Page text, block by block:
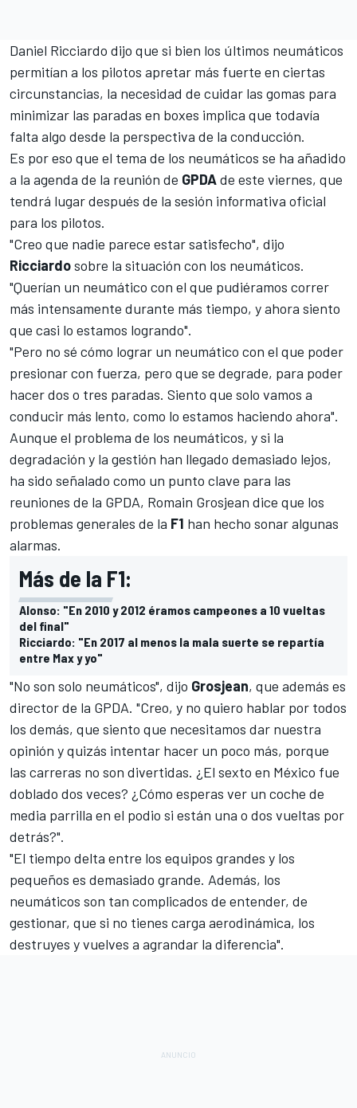
Daniel Ricciardo dijo que si bien los últimos neumáticos
permitían a los pilotos apretar más fuerte en ciertas
circunstancias, la necesidad de cuidar las gomas para
minimizar las paradas en boxes implica que todavía
falta algo desde la perspectiva de la conducción.
Es por eso que el tema de los neumáticos se ha añadido
a la agenda de la reunión de GPDAde este viernes, que
tendrá lugar después de la sesión informativa oficial
para los pilotos.
"Creo que nadie parece estar satisfecho", dijo
Ricciardosobre la situación con los neumáticos.
"Querían un neumático con el que pudiéramos correr
más intensamente durante más tiempo, y ahora siento
que casi lo estamos logrando".
"Pero no sé cómo lograr un neumático con el que poder
presionar con fuerza, pero que se degrade, para poder
hacer dos o tres paradas. Siento que solo vamos a
conducir más lento, como lo estamos haciendo ahora".
Aunque el problema de los neumáticos, y si la
degradación y la gestión han llegado demasiado lejos,
ha sido señalado como un punto clave para las
reuniones de la GPDA, Romain Grosjean dice que los
problemas generales de la F1 han hecho sonar algunas
alarmas.
Más de la F1:
Alonso: "En 2010 y 2012 éramos campeones a 10 vueltas
del final"
Ricciardo: "En 2017 al menos la mala suerte se repartía
entre Max y yo"
"No son solo neumáticos", dijo Grosjean, que además es
director de la GPDA. "Creo, y no quiero hablar por todos
los demás, que siento que necesitamos dar nuestra
opinión y quizás intentar hacer un poco más, porque
las carreras no son divertidas. ¿El sexto en México fue
doblado dos veces? ¿Cómo esperas ver un coche de
media parrilla en el podio si están una o dos vueltas por
detrás?".
"El tiempo delta entre los equipos grandes y los
pequeños es demasiado grande. Además, los
neumáticos son tan complicados de entender, de
gestionar, que si no tienes carga aerodinámica, los
destruyes y vuelves a agrandar la diferencia".